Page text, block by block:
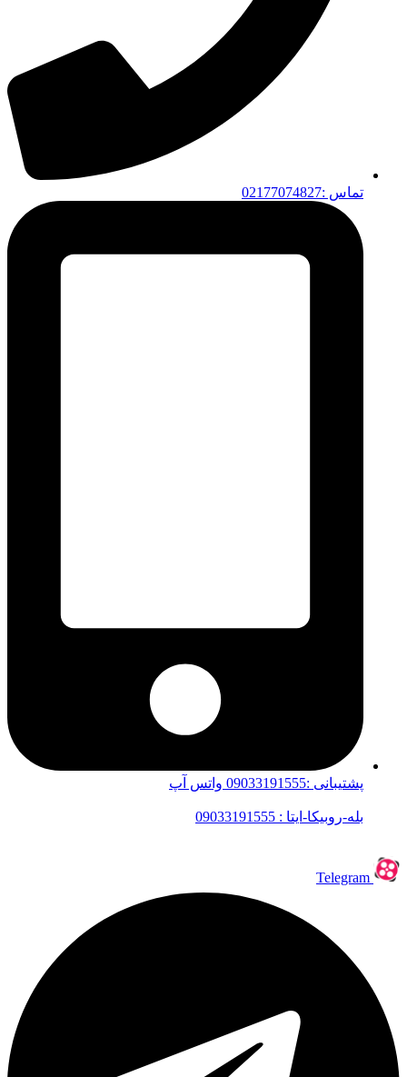
تماس :02177074827
پشتیبانی :09033191555 واتس آپ
بله-روبیکا-ایتا : 09033191555
Telegram